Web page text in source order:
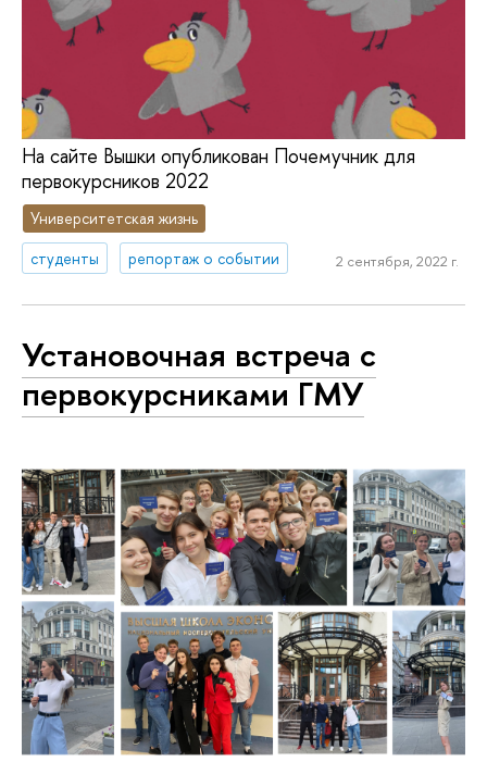
На сайте Вышки опубликован Почемучник для
первокурсников 2022
Университетская жизнь
студенты
репортаж о событии 2 сентября, 2022 г.
Установочная встреча с
первокурсниками ГМУ